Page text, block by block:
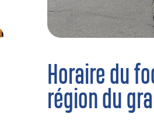
Horaire du
région du